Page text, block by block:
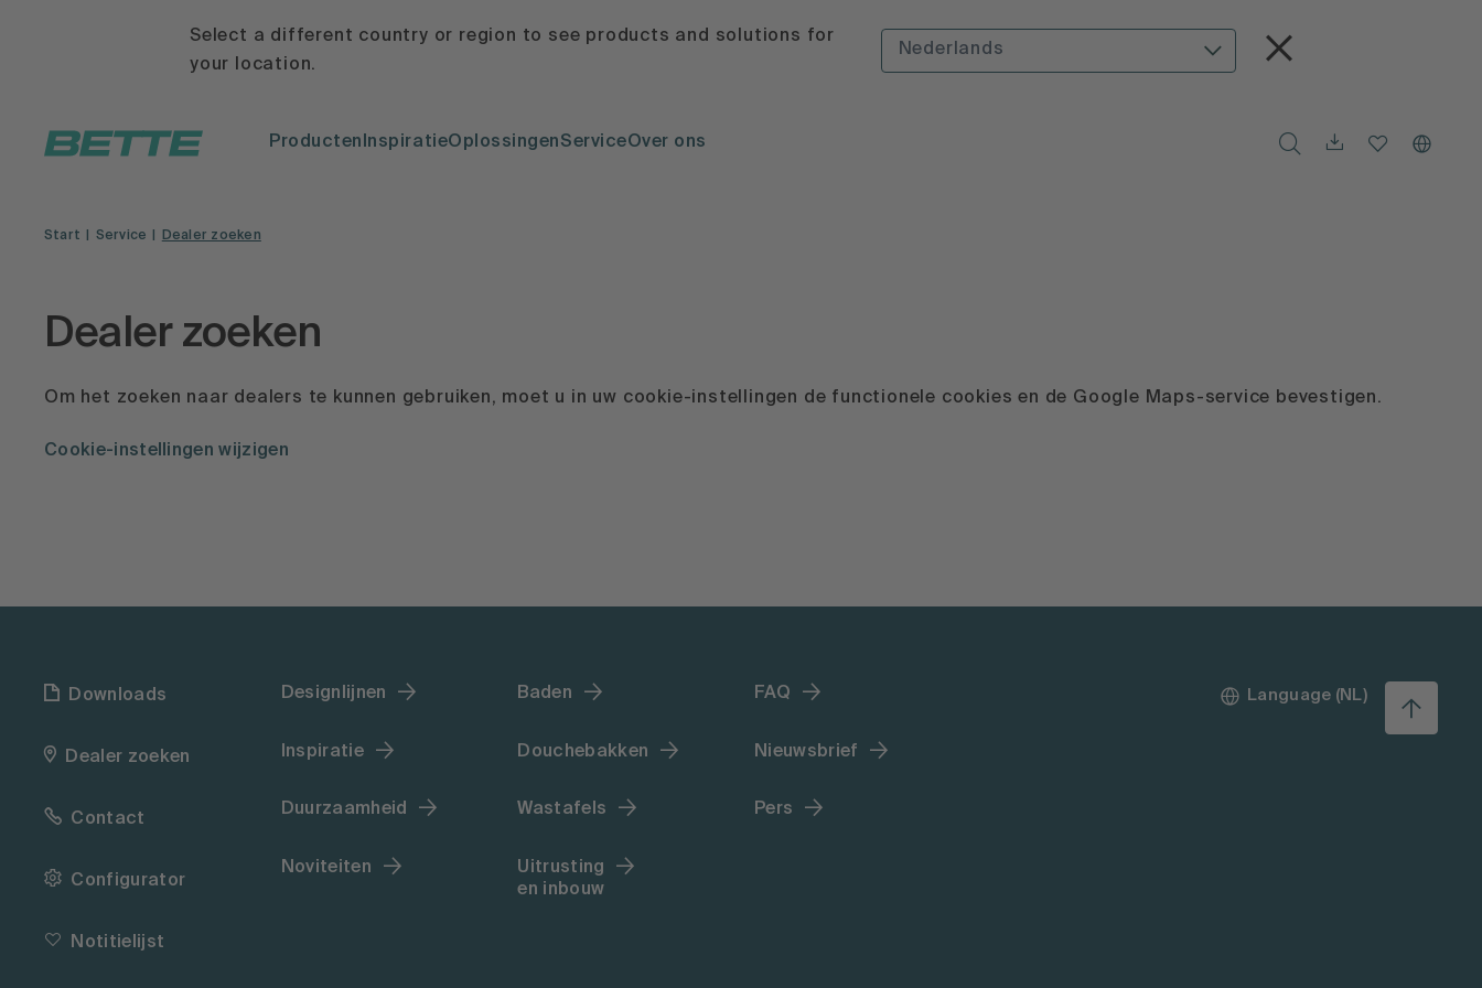
Select a different country or region to see products and solutions for
your location.
Nederlands
ProductenInspiratieOplossingenServiceOver ons
Start Service Dealer zoeken
Dealer zoeken
Om het zoeken naar dealers te kunnen gebruiken, moet u in uw cookie-instellingen de functionele cookies en de Google Maps-service bevestigen.
Cookie-instellingen wijzigen
Downloads
Dealer zoeken
Contact
Configurator
Notitielijst
Designlijnen
Inspiratie
Duurzaamheid
Noviteiten
Baden
Douchebakken
Wastafels
Uitrusting
en inbouw
FAQ
Nieuwsbrief
Pers
Language (NL)